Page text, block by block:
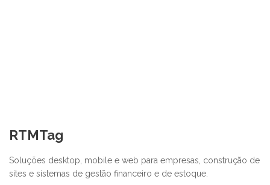
RTMTag
Soluções desktop, mobile e web para empresas, construção de
sites e sistemas de gestão financeiro e de estoque.